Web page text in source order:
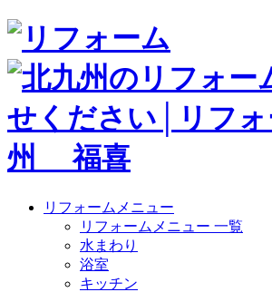
リフォームメニュー
リフォームメニュー 一覧
水まわり
浴室
キッチン